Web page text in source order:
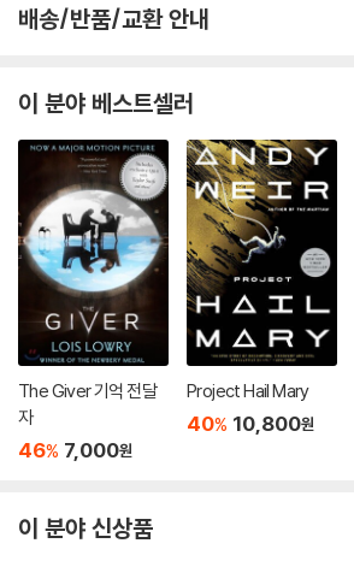
배송/반품/교환 안내
이 분야 베스트셀러
The Giver 기억 전달
자
46% 7,000원
Project Hail Mary
40% 10,800원
이 분야 신상품